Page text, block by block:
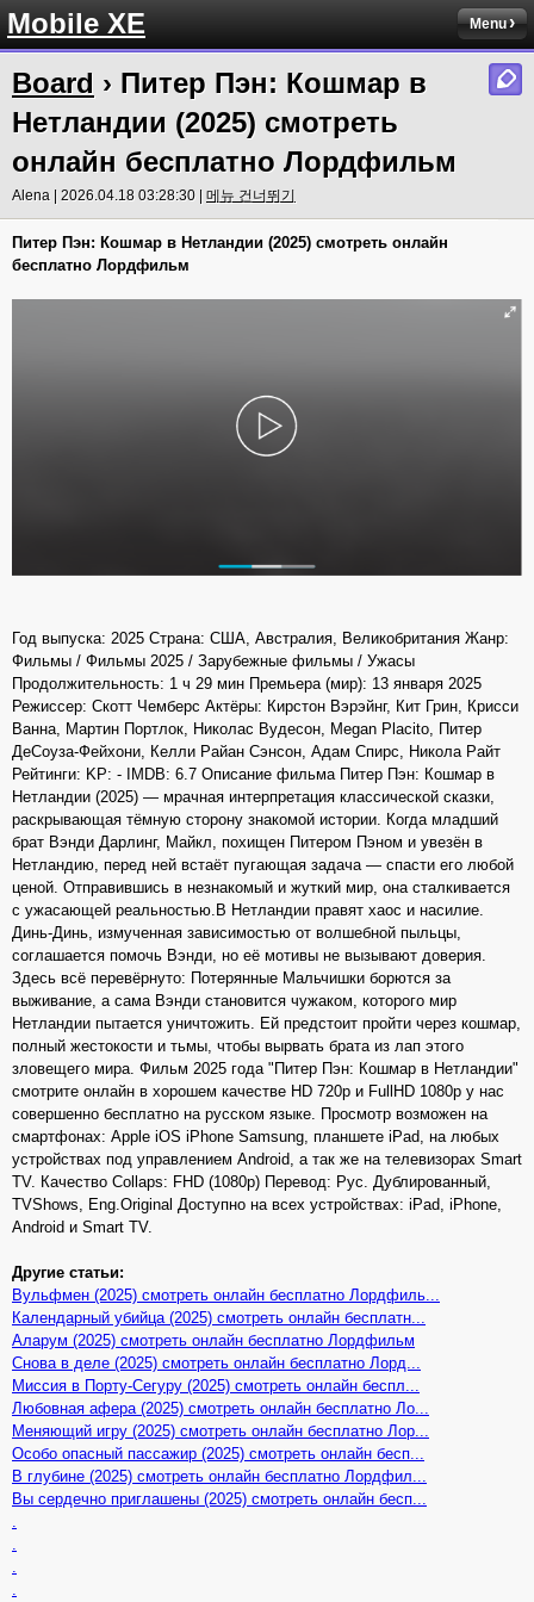
Mobile XE Menu
Board › Питер Пэн: Кошмар в
Нетландии (2025) смотреть
онлайн бесплатно Лордфильм
Alena | 2026.04.18 03:28:30 | 메뉴 건너뛰기
Питер Пэн: Кошмар в Нетландии (2025) смотреть онлайн
бесплатно Лордфильм
Год выпуска: 2025 Страна: США, Австралия, Великобритания Жанр:
Фильмы / Фильмы 2025 / Зарубежные фильмы / Ужасы
Продолжительность: 1 ч 29 мин Премьера (мир): 13 января 2025
Режиссер: Скотт Чемберс Актёры: Кирстон Вэрэйнг, Кит Грин, Крисси
Ванна, Мартин Портлок, Николас Вудесон, Megan Placito, Питер
ДеСоуза-Фейхони, Келли Райан Сэнсон, Адам Спирс, Никола Райт
Рейтинги: KP: - IMDB: 6.7 Описание фильма Питер Пэн: Кошмар в
Нетландии (2025) — мрачная интерпретация классической сказки,
раскрывающая тёмную сторону знакомой истории. Когда младший
брат Вэнди Дарлинг, Майкл, похищен Питером Пэном и увезён в
Нетландию, перед ней встаёт пугающая задача — спасти его любой
ценой. Отправившись в незнакомый и жуткий мир, она сталкивается
с ужасающей реальностью.В Нетландии правят хаос и насилие.
Динь-Динь, измученная зависимостью от волшебной пыльцы,
соглашается помочь Вэнди, но её мотивы не вызывают доверия.
Здесь всё перевёрнуто: Потерянные Мальчишки борются за
выживание, а сама Вэнди становится чужаком, которого мир
Нетландии пытается уничтожить. Ей предстоит пройти через кошмар,
полный жестокости и тьмы, чтобы вырвать брата из лап этого
зловещего мира. Фильм 2025 года "Питер Пэн: Кошмар в Нетландии"
смотрите онлайн в хорошем качестве HD 720p и FullHD 1080p у нас
совершенно бесплатно на русском языке. Просмотр возможен на
смартфонах: Apple iOS iPhone Samsung, планшете iPad, на любых
устройствах под управлением Android, а так же на телевизорах Smart
TV. Качество Collaps: FHD (1080p) Перевод: Рус. Дублированный,
TVShows, Eng.Original Доступно на всех устройствах: iPad, iPhone,
Android и Smart TV.
Другие статьи:
Вульфмен (2025) смотреть онлайн бесплатно Лордфиль...
Календарный убийца (2025) смотреть онлайн бесплатн...
Аларум (2025) смотреть онлайн бесплатно Лордфильм
Снова в деле (2025) смотреть онлайн бесплатно Лорд...
Миссия в Порту-Сегуру (2025) смотреть онлайн беспл...
Любовная афера (2025) смотреть онлайн бесплатно Ло...
Меняющий игру (2025) смотреть онлайн бесплатно Лор...
Особо опасный пассажир (2025) смотреть онлайн бесп...
В глубине (2025) смотреть онлайн бесплатно Лордфил...
Вы сердечно приглашены (2025) смотреть онлайн бесп...
.
.
.
.